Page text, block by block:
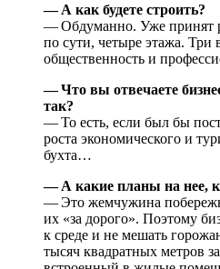
— А как будете строить?
— Обдуманно. Уже принят
по сути, четыре этажа. Три
общественность и
— Что вы отвечаете
так?
— То есть, если был бы
роста экономического и
бухта…
— А какие планы на нее,
— Это жемчужина
их «за дорого». Поэтому
к среде и не мешать
тысяч квадратных метров